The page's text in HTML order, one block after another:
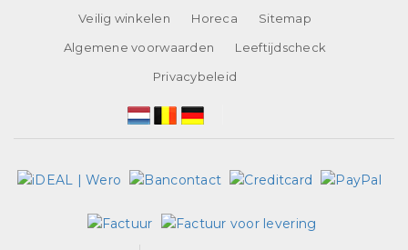
Veilig winkelen
Horeca
Sitemap
Algemene voorwaarden
Leeftijdscheck
Privacybeleid